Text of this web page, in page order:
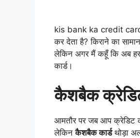
kis bank ka credit card
कर देता है? किराने का
लेकिन अगर मैं कहूँ कि अब
कार्ड।
कैशबैक
आमतौर पर जब आप क्रेडिट
लेकिनकैशबैक कार्डथोड़ा